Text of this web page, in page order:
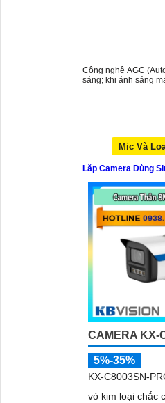
Công nghệ AGC
sáng; khi ánh sáng
Mic Và
Lắp Camera Dùng
CAMERA KX-
5%-35%
KX-C8003SN-
vỏ kim loại chắc